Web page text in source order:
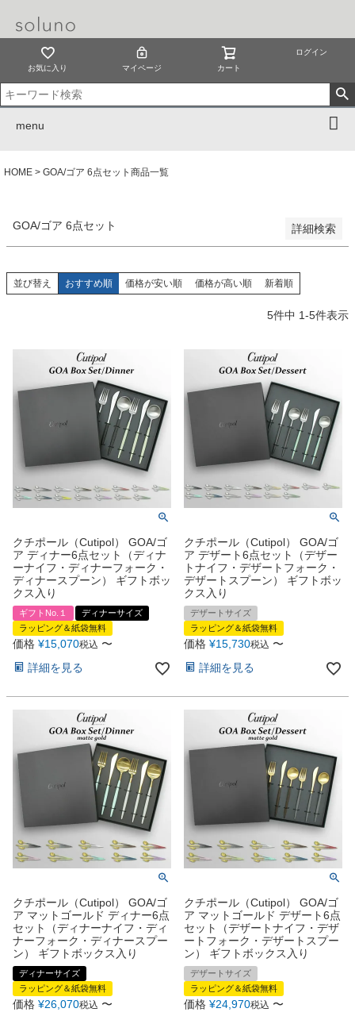
お気に入り マイページ カート
ログイン
menu
HOME GOA/ゴア 6点セット商品一覧
GOA/ゴア 6点セット 詳細検索
並び順
新着順
登録順
価格が安い順
並び替え おすすめ順 価格が安い順 価格が高い順 新着順
5件中 1-5件表示
クチポール（Cutipol） GOA/ゴ
ア ディナー6点セット（ディナ
ーナイフ・ディナーフォーク・
ディナースプーン） ギフトボッ
クス入り
ギフトNo.１
ディナーサイズ
ラッピング＆紙袋無料
価格 ¥15,070税込 〜
詳細を見る
クチポール（Cutipol） GOA/ゴ
ア デザート6点セット（デザー
トナイフ・デザートフォーク・
デザートスプーン） ギフトボッ
クス入り
デザートサイズ
ラッピング＆紙袋無料
価格 ¥15,730税込 〜
詳細を見る
クチポール（Cutipol） GOA/ゴ
ア マットゴールド ディナー6点
セット（ディナーナイフ・ディ
ナーフォーク・ディナースプー
ン） ギフトボックス入り
ディナーサイズ
ラッピング＆紙袋無料
価格 ¥26,070税込 〜
クチポール（Cutipol） GOA/ゴ
ア マットゴールド デザート6点
セット（デザートナイフ・デザ
ートフォーク・デザートスプー
ン） ギフトボックス入り
デザートサイズ
ラッピング＆紙袋無料
価格 ¥24,970税込 〜